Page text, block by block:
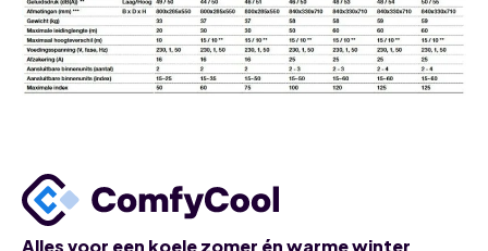
Alles voor een koele zomer én warme winter